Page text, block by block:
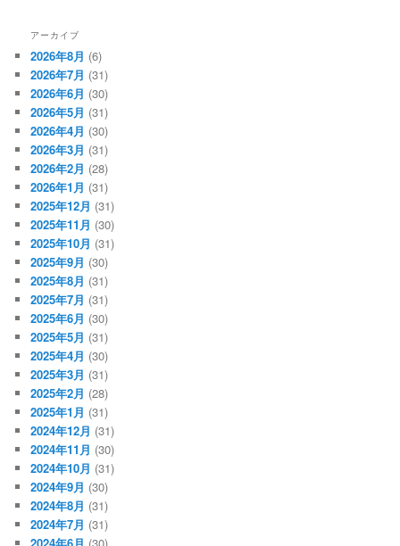
アーカイブ
2026年8月 (6)
2026年7月 (31)
2026年6月 (30)
2026年5月 (31)
2026年4月 (30)
2026年3月 (31)
2026年2月 (28)
2026年1月 (31)
2025年12月 (31)
2025年11月 (30)
2025年10月 (31)
2025年9月 (30)
2025年8月 (31)
2025年7月 (31)
2025年6月 (30)
2025年5月 (31)
2025年4月 (30)
2025年3月 (31)
2025年2月 (28)
2025年1月 (31)
2024年12月 (31)
2024年11月 (30)
2024年10月 (31)
2024年9月 (30)
2024年8月 (31)
2024年7月 (31)